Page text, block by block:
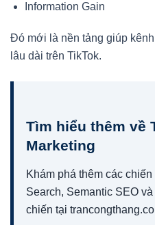
Information Gain
Đó mới là nền tảng giúp
lâu dài trên TikTok.
Tìm hiểu thêm về
Marketing
Khám phá thêm các
Search, Semantic SEO
chiến tại